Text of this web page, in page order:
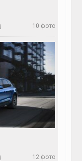
10 фото
12 фото